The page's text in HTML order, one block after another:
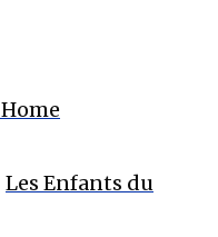
Les Enfants du